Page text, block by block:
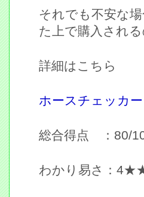
それでも不安な
た上で購入され
詳細はこちら
ホースチェッカー
総合得点 ：80/
わかり易さ：